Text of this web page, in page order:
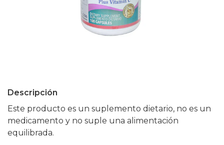
Descripción
Este producto es un suplemento dietario, no es un
medicamento y no suple una alimentación
equilibrada.